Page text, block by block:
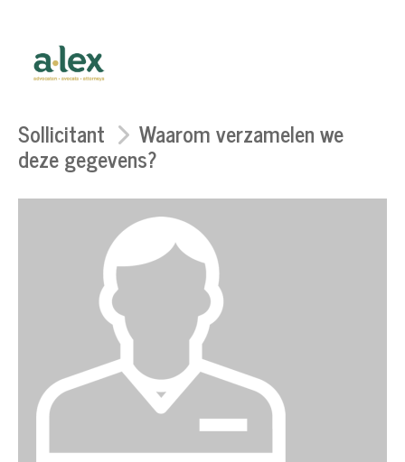
Sollicitant Waarom verzamelen we
deze gegevens?